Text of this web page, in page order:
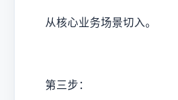
从核心业务场景切入。
第三步：